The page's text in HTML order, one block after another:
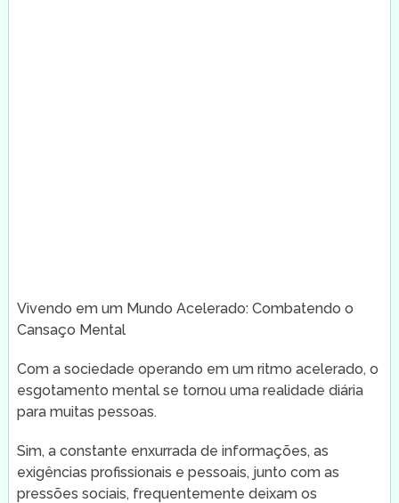
Vivendo em um Mundo Acelerado: Combatendo o
Cansaço Mental
Com a sociedade operando em um ritmo acelerado, o
esgotamento mental se tornou uma realidade diária
para muitas pessoas.
Sim, a constante enxurrada de informações, as
exigências profissionais e pessoais, junto com as
pressões sociais, frequentemente deixam os